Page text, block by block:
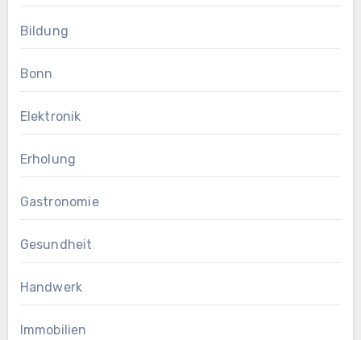
Bildung
Bonn
Elektronik
Erholung
Gastronomie
Gesundheit
Handwerk
Immobilien